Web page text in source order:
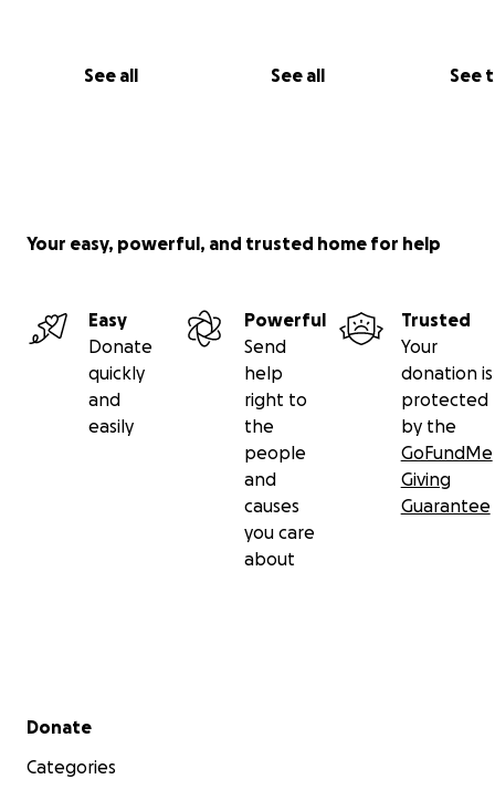
See all See all See
Your easy, powerful, and trusted home for help
Easy
Donate
quickly
and
easily
Powerful
Send
help
right to
the
people
and
causes
you care
about
Trusted
Your
donation is
protected
by the
GoFundMe
Giving
Guarantee
Secondary menu
Donate
Categories